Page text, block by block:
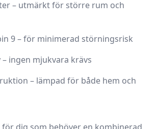
– utmärkt för större rum och
9 – för minimerad störningsrisk
– ingen mjukvara krävs
– lämpad för både hem och